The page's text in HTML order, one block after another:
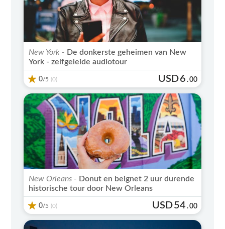
New York - De donkerste geheimen van New
York - zelfgeleide audiotour
0/5 (0) USD6 .00
New Orleans - Donut en beignet 2 uur durende
historische tour door New Orleans
0/5 (0) USD54 .00